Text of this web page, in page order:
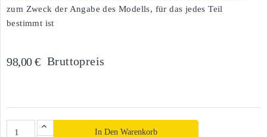
zum Zweck der Angabe des Modells, für das jedes Teil
bestimmt ist
98,00 € Bruttopreis
In Den Warenkorb